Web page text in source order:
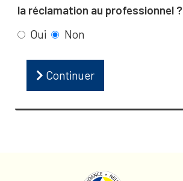
la réclamation au professionnel ?
Oui
Non
Continuer